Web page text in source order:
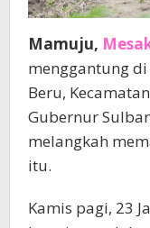
Mamuju,
menggantung
Beru,
Gubernur
melangkah
itu.
Kamis pagi, 23